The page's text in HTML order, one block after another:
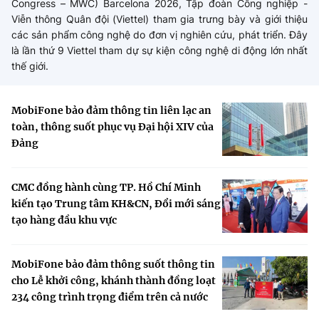
Phát hành
Truyền hình
Bưu chính
Chuyển phát nhanh
Dịch vụ
Phần cứng
Tần số vô tuyến điện
Giải pháp
Sản phẩm
Dịch vụ
Phần mềm
Nội dung số
Giải pháp
Lĩnh vực khác
Tư vấn
Bảng điện tử
Chọn ngôn ngữ
Hệ thống nội bộ
Sơ đồ trang
Congress – MWC) Barcelona 2026, Tập đoàn Công nghiệp -
Viễn thông Quân đội (Viettel) tham gia trưng bày và giới thiệu
các sản phẩm công nghệ do đơn vị nghiên cứu, phát triển. Đây
là lần thứ 9 Viettel tham dự sự kiện công nghệ di động lớn nhất
thế giới.
MobiFone bảo đảm thông tin liên lạc an
toàn, thông suốt phục vụ Đại hội XIV của
Đảng
CMC đồng hành cùng TP. Hồ Chí Minh
kiến tạo Trung tâm KH&CN, Đổi mới sáng
tạo hàng đầu khu vực
MobiFone bảo đảm thông suốt thông tin
cho Lễ khởi công, khánh thành đồng loạt
234 công trình trọng điểm trên cả nước